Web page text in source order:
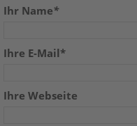
Ihr Name*
Ihre E-Mail*
Ihre Webseite